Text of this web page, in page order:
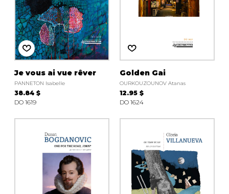
Je vous ai vue rêver
PANNETON Isabelle
38.84 $
DO 1619
Golden Gai
OURKOUZOUNOV Atanas
12.95 $
DO 1624